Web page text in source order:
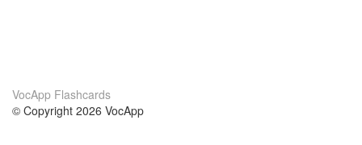
VocApp Flashcards
© Copyright 2026 VocApp